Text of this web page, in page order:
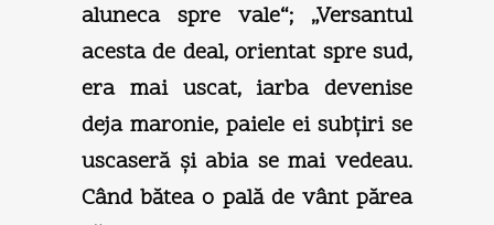
aluneca spre vale“; „Versantul
acesta de deal, orientat spre sud,
era mai uscat, iarba devenise
deja maronie, paiele ei subţiri se
uscaseră şi abia se mai vedeau.
Când bătea o pală de vânt părea